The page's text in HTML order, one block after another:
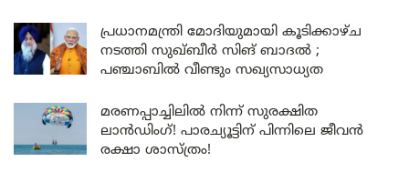
പ്രധാനമന്ത്രി മോദിയുമായി കൂടിക്കാഴ്ച
നടത്തി സുഖ്ബീർ സിങ് ബാദൽ ;
പഞ്ചാബിൽ വീണ്ടും സഖ്യസാധ്യത
മരണപ്പാച്ചിലിൽ നിന്ന് സുരക്ഷിത
ലാൻഡിംഗ്! പാരച്യൂട്ടിന് പിന്നിലെ ജീവൻ
രക്ഷാ ശാസ്ത്രം!